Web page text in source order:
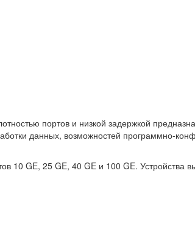
портов и низкой задержкой
данных, возможностей программно-
10 GE, 25 GE, 40 GE и 100 GE. Устройства